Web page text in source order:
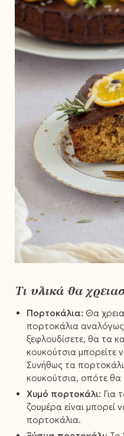
Τι υλικά θα
Πορτοκάλια: Θα
πορτοκάλια
ξεφλουδίσετε, θα τα
κουκούτσια μπορείτε
Συνήθως τα
κουκούτσια, οπότε θα
Χυμό πορτοκάλι: Για
ζουμέρα είναι μπορεί
πορτοκάλια.